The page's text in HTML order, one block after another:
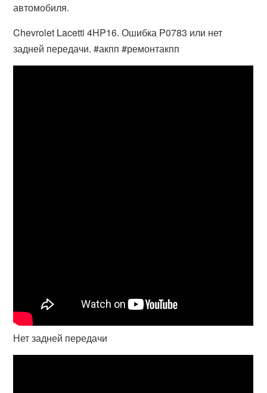
автомобиля.
Chevrolet Lacetti 4HP16. Ошибка P0783 или нет
задней передачи. #акпп #ремонтакпп
Нет задней передачи